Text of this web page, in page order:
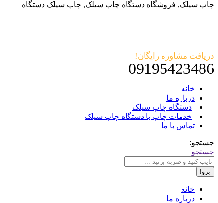
چاپ سیلک, فروشگاه دستگاه چاپ سیلک, چاپ سیلک دستگاه
دریافت مشاوره رایگان!
09195423486
خانه
درباره ما
دستگاه چاپ سیلک
خدمات چاپ با دستگاه چاپ سیلک
تماس با ما
جستجو:
جستجو
خانه
درباره ما